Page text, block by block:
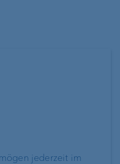
jederzeit im